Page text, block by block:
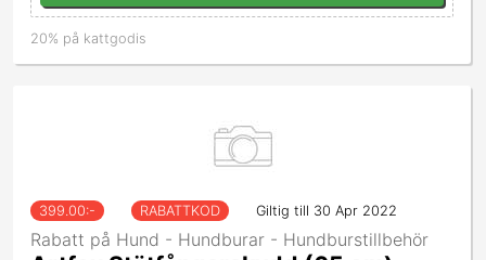
20% på kattgodis
399.00:- RABATTKOD Giltig till 30 Apr 2022
Rabatt på Hund - Hundburar - Hundburstillbehör